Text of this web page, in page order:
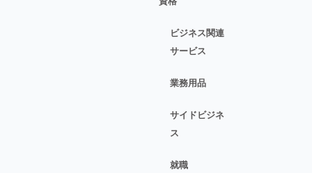
ビジネス関連
サービス
業務用品
サイドビジネ
ス
就職